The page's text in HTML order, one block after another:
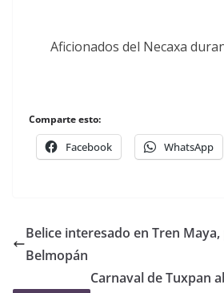
Aficionados del Necaxa
Comparte esto:
Facebook WhatsApp
Belice interesado en Tren
Belmopán
Carnaval de Tuxpan